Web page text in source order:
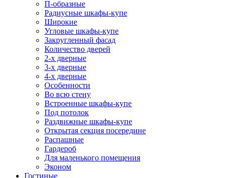
П-образные
Радиусные шкафы-купе
Широкие
Угловые шкафы-купе
Закругленный фасад
Количество дверей
2-х дверные
3-х дверные
4-х дверные
Особенности
Во всю стену
Встроенные шкафы-купе
Под потолок
Раздвижные шкафы-купе
Открытая секция посередине
Распашные
Гардероб
Для маленького помещения
Эконом
Гостиные